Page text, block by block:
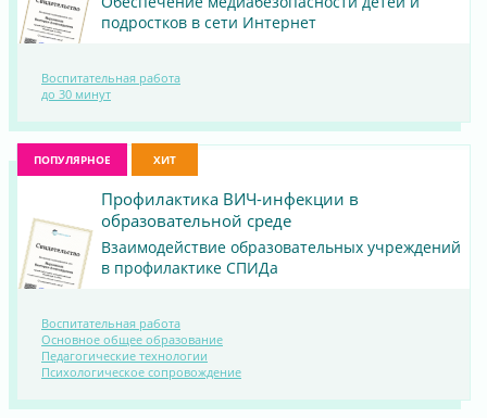
подростков в сети Интернет
Воспитательная работа
до 30 минут
ПОПУЛЯРНОЕ ХИТ
ПОСМОТРЕТЬ
МАТЕРИАЛ
Профилактика ВИЧ-инфекции в
образовательной среде
Взаимодействие образовательных учреждений
в профилактике СПИДа
Воспитательная работа
Основное общее образование
Педагогические технологии
Психологическое сопровождение